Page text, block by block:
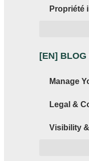
Propriété
[EN] BLOG
Manage
Legal &
Visibility